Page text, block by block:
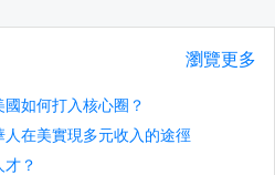
瀏覽更多
如何打入核心圈？
在美實現多元收入的途徑
？